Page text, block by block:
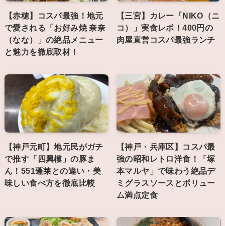
【赤穂】コスパ最強！地元
で愛される「お好み焼 奈奈
（なな）」の絶品メニュー
と魅力を徹底取材！
【三宮】カレー「NIKO（ニ
コ）」実食レポ！400円の
肉屋直営コスパ最強ランチ
【神戸元町】地元民がガチ
で推す「四興樓」の豚ま
ん！551蓬莱との違い・美
味しい食べ方を徹底比較
【神戸・兵庫区】コスパ最
強の昭和レトロ洋食！「塚
本マルヤ」で味わう絶品デ
ミグラスソースとボリュー
ム満点定食